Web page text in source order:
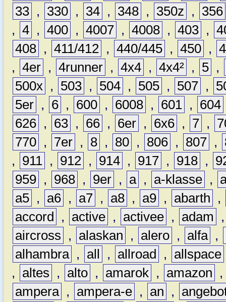
33 , 330 , 34 , 348 , 350z ,
356
, 4 , 400 , 4007 , 4008 , 403 ,
408 , 411/412 , 440/445 , 450 ,
, 4er , 4runner , 4x4 , 4x4² , 5 ,
500x , 503 , 504 , 505 , 507 ,
5er , 6 , 600 , 6008 , 601 , 604
626 , 63 , 66 , 6er , 6x6 , 7 ,
770 , 7er , 8 , 80 , 806 , 807 ,
,
911 , 912 , 914 , 917 , 918 ,
959 , 968 , 9er , a , a-klasse ,
a5 , a6 , a7 , a8 , a9 , abarth
,
accord
, active , activee , adam
aircross
, alaskan , alero , alfa ,
alhambra , all , allroad , allspace
,
altes , alto , amarok , amazon
ampera , ampera-e , an ,